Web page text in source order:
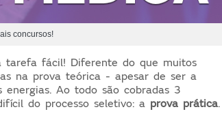
concursos!
tarefa fácil! Diferente do que muitos
na prova teórica - apesar de ser a
energias. Ao todo são cobradas 3
do processo seletivo: a prova prática.